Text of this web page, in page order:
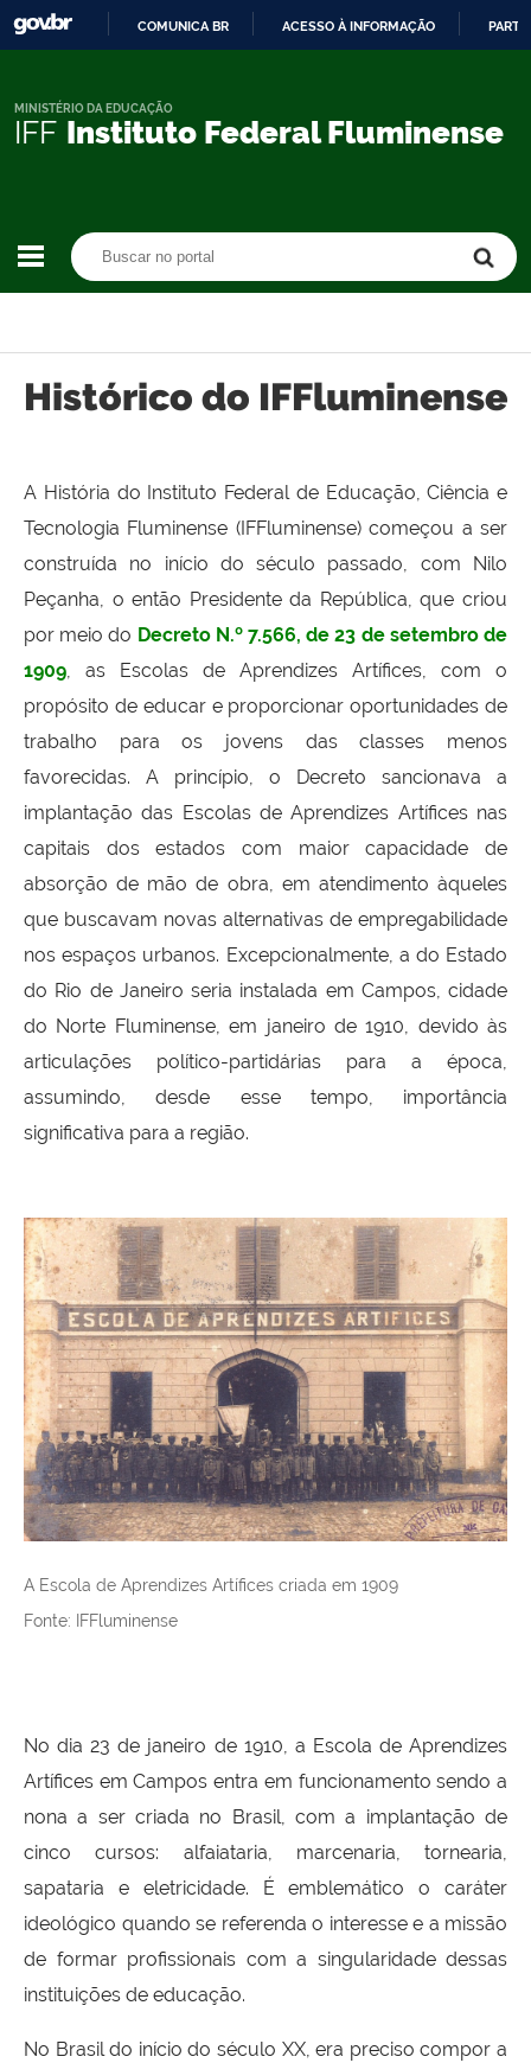
CONTEÚDO
COMUNICA BR ACESSO À INFORMAÇÃO
IFF Instituto Federal Fluminense
MINISTÉRIO DA EDUCAÇÃO
Histórico do IFFluminense
A História do Instituto Federal de Educação, Ciência e
Tecnologia Fluminense (IFFluminense) começou a ser
construída no início do século passado, com Nilo
Peçanha, o então Presidente da República, que criou
por meio do Decreto N.º 7.566, de 23 de setembro de
1909, as Escolas de Aprendizes Artífices, com o
propósito de educar e proporcionar oportunidades de
trabalho para os jovens das classes menos
favorecidas. A princípio, o Decreto sancionava a
implantação das Escolas de Aprendizes Artífices nas
capitais dos estados com maior capacidade de
absorção de mão de obra, em atendimento àqueles
que buscavam novas alternativas de empregabilidade
nos espaços urbanos. Excepcionalmente, a do Estado
do Rio de Janeiro seria instalada em Campos, cidade
do Norte Fluminense, em janeiro de 1910, devido às
articulações político-partidárias para a época,
assumindo, desde esse tempo, importância
significativa para a região.
A Escola de Aprendizes Artífices criada em 1909
Fonte: IFFluminense
No dia 23 de janeiro de 1910, a Escola de Aprendizes
Artífices em Campos entra em funcionamento sendo a
nona a ser criada no Brasil, com a implantação de
cinco cursos: alfaiataria, marcenaria, tornearia,
sapataria e eletricidade. É emblemático o caráter
ideológico quando se referenda o interesse e a missão
de formar profissionais com a singularidade dessas
instituições de educação.
No Brasil do início do século XX, era preciso compor a